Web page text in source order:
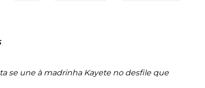
se une à madrinha Kayete no desfile que